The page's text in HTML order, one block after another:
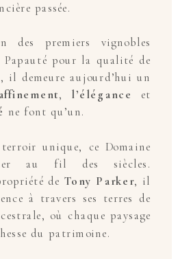
passée.
des premiers vignobles
pour la qualité de
il demeure aujourd’hui un
, l’élégance
et
ne font qu’un.
unique, ce Domaine
au fil des siècles.
de Tony Parker, il
à travers ses terres de
où chaque paysage
du patrimoine.